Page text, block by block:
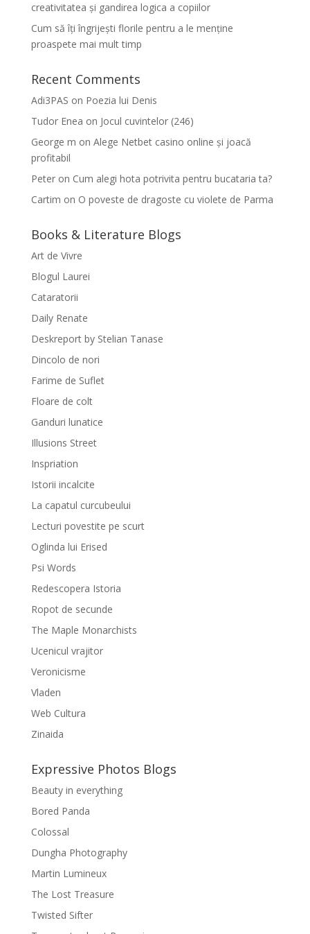
creativitatea și gandirea logica a copiilor
Cum să îți îngrijești florile pentru a le menține
proaspete mai mult timp
Recent Comments
Adi3PAS on Poezia lui Denis
Tudor Enea on Jocul cuvintelor (246)
George m on Alege Netbet casino online și joacă
profitabil
Peteron Cum alegi hota potrivita pentru bucataria ta?
Cartim on O poveste de dragoste cu violete de Parma
Books & Literature Blogs
Art de Vivre
Blogul Laurei
Cataratorii
Daily Renate
Deskreport by Stelian Tanase
Dincolo de nori
Farime de Suflet
Floare de colt
Ganduri lunatice
Illusions Street
Inspriation
Istorii incalcite
La capatul curcubeului
Lecturi povestite pe scurt
Oglinda lui Erised
Psi Words
Redescopera Istoria
Ropot de secunde
The Maple Monarchists
Ucenicul vrajitor
Veronicisme
Vladen
Web Cultura
Zinaida
Expressive Photos Blogs
Beauty in everything
Bored Panda
Colossal
Dungha Photography
Martin Lumineux
The Lost Treasure
Twisted Sifter